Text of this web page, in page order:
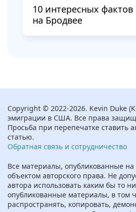
10 интересных
на Бродвее
Copyright © 2022-2026. Kevin Duke
эмиграции в США. Все права
Просьба при перепечатке ставить
статью.
Обратная связь и сотрудничество
Все материалы, опубликованные на
объектом авторского права. Не
автора использовать каким бы то
опубликованные материалы, в том
распространять, копировать,